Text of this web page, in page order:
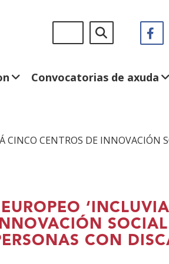
en:
Convocatorias de axuda
CINCO CENTROS DE INNOVACIÓN
CON